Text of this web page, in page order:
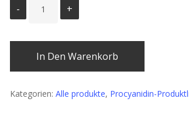
In Den Warenkorb
Kategorien: Alle produkte, Procyanidin-